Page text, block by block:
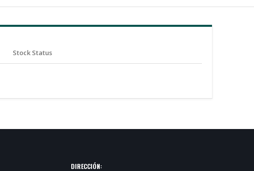
Stock Status
DIRECCIÓN: